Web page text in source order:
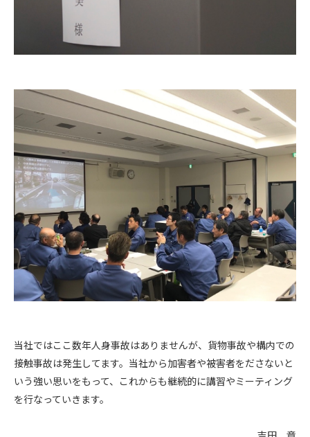
当社ではここ数年人身事故はありませんが、貨物事故や構内での
接触事故は発生してます。当社から加害者や被害者をださないと
いう強い思いをもって、これからも継続的に講習やミーティング
を行なっていきます。